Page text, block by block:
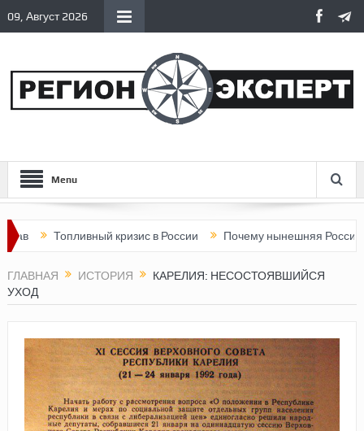
09, Август 2026
Menu
Топливный кризис в России Почему нынешняя Россия
ГЛАВНАЯ ИСТОРИЯ
КАРЕЛИЯ: НЕСОСТОЯВШИЙСЯ
УХОД